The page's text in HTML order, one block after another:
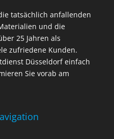
tatsächlich anfallenden
und die
25 Jahren als
zufriedene Kunden.
Düsseldorf einfach
Sie vorab am